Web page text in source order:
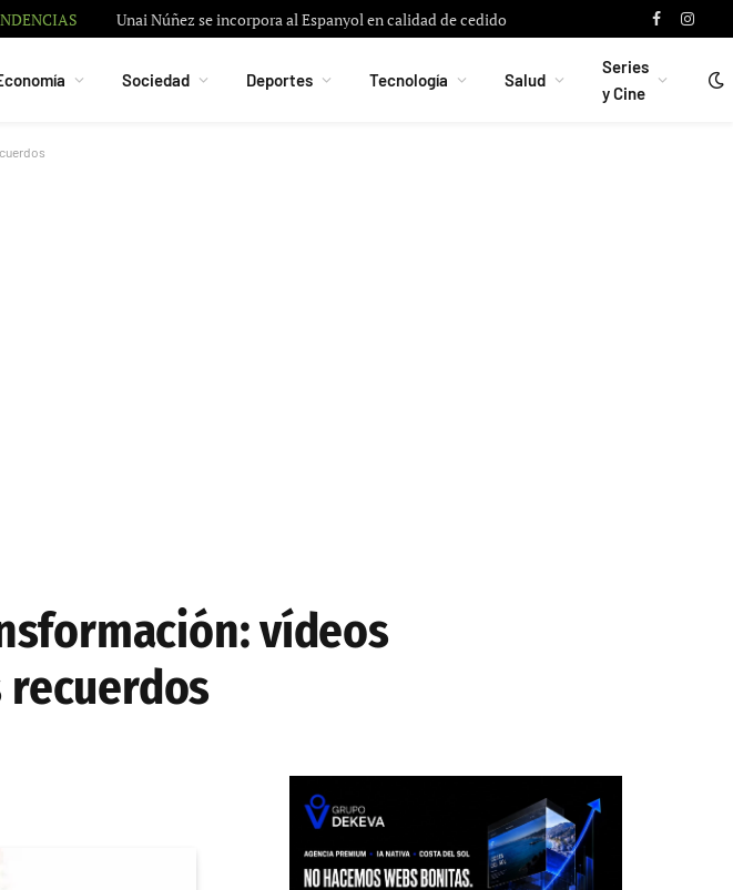
Granada negocia con Alberto Flores para reforzar la portería Facebook
Sociedad Deportes Tecnología Salud
Series
y Cine
vídeos
recuerdos